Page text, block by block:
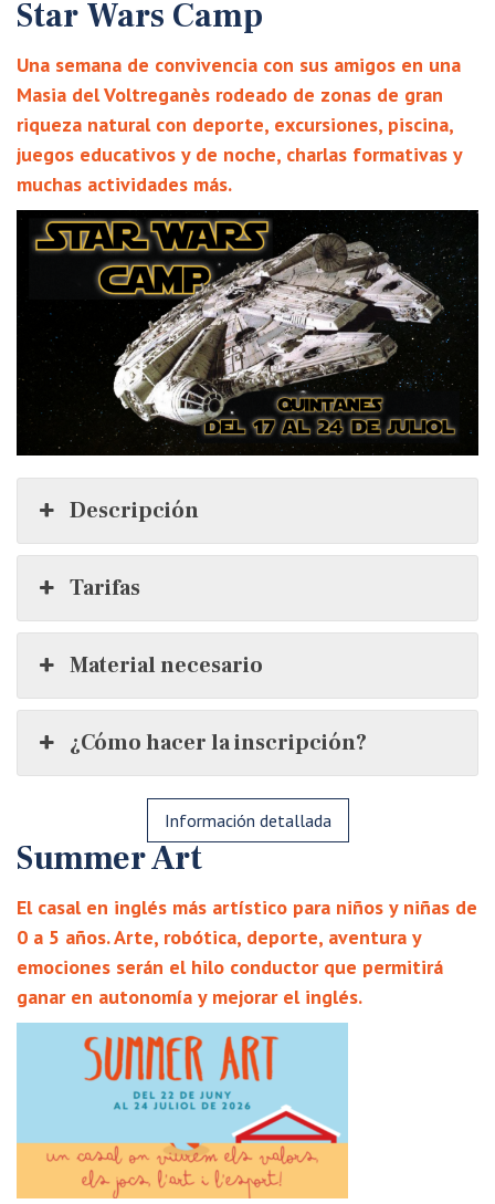
Star Wars Camp
Una semana de convivencia con sus amigos en una
Masia del Voltreganès rodeado de zonas de gran
riqueza natural con deporte, excursiones, piscina,
juegos educativos y de noche, charlas formativas y
muchas actividades más.
Descripción
Tarifas
Material necesario
¿Cómo hacer la inscripción?
Información detallada
SummerArt
El casal en inglés más artístico para niños y niñas de
0 a 5 años. Arte, robótica, deporte, aventura y
emociones serán el hilo conductor que permitirá
ganar en autonomía y mejorar el inglés.